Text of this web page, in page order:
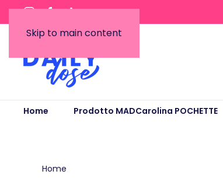
Skip to main content
Home Prodotto MADCarolina POCHETTE
Home